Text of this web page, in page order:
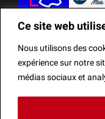
Ce site web
Nous utilisons des
expérience sur notre
médias sociaux et
Ce site web